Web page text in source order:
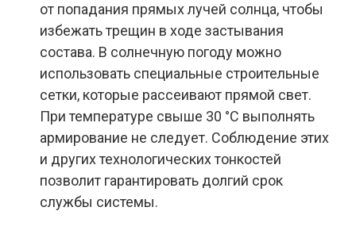
от попадания прямых лучей солнца, чтобы
избежать трещин в ходе застывания
состава. В солнечную погоду можно
использовать специальные строительные
сетки, которые рассеивают прямой свет.
При температуре свыше 30 °С выполнять
армирование не следует. Соблюдение этих
и других технологических тонкостей
позволит гарантировать долгий срок
службы системы.